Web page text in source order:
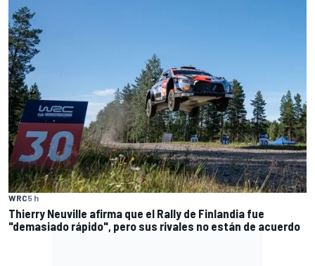
WRC5 h
Thierry Neuville afirma que el Rally de Finlandia fue
"demasiado rápido", pero sus rivales no están de acuerdo